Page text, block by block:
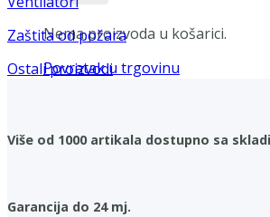
Nema proizvoda u košarici.
Povratak u trgovinu
Zaštita od požara
Ostali proizvodi
Više od 1000 artikala dostupno sa
Garancija do 24 mj.